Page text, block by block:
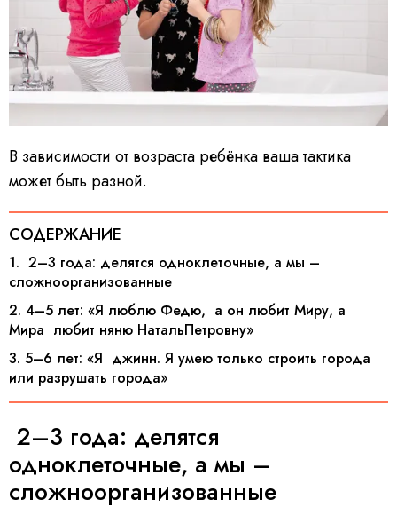
В зависимости от возраста ребёнка ваша тактика
может быть разной.
СОДЕРЖАНИЕ
1. 2–3 года: делятся одноклеточные, а мы –
сложноорганизованные
2. 4–5 лет: «Я люблю Федю, а он любит Миру, а
Мира любит няню НатальПетровну»
3. 5–6 лет: «Я джинн. Я умею только строить города
или разрушать города»
2–3 года: делятся
одноклеточные, а мы –
сложноорганизованные